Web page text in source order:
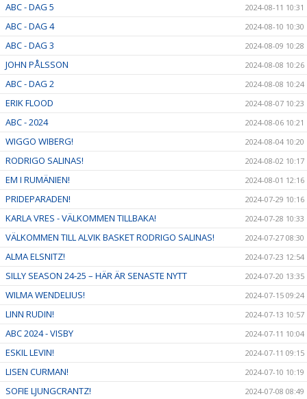
ABC - DAG 5 2024-08-11 10:31
ABC - DAG 4 2024-08-10 10:30
ABC - DAG 3 2024-08-09 10:28
JOHN PÅLSSON 2024-08-08 10:26
ABC - DAG 2 2024-08-08 10:24
ERIK FLOOD 2024-08-07 10:23
ABC - 2024 2024-08-06 10:21
WIGGO WIBERG! 2024-08-04 10:20
RODRIGO SALINAS! 2024-08-02 10:17
EM I RUMÄNIEN! 2024-08-01 12:16
PRIDEPARADEN! 2024-07-29 10:16
KARLA VRES - VÄLKOMMEN TILLBAKA! 2024-07-28 10:33
VÄLKOMMEN TILL ALVIK BASKET RODRIGO SALINAS! 2024-07-27 08:30
ALMA ELSNITZ! 2024-07-23 12:54
SILLY SEASON 24-25 – HÄR ÄR SENASTE NYTT 2024-07-20 13:35
WILMA WENDELIUS! 2024-07-15 09:24
LINN RUDIN! 2024-07-13 10:57
ABC 2024 - VISBY 2024-07-11 10:04
ESKIL LEVIN! 2024-07-11 09:15
LISEN CURMAN! 2024-07-10 10:19
SOFIE LJUNGCRANTZ! 2024-07-08 08:49